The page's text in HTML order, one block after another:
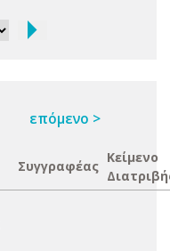
επόμενο >
Συγγραφέας
Κείμενο